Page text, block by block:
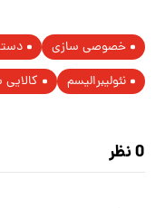
خصوصی سازی
نئوليبراليسم
0 نظر